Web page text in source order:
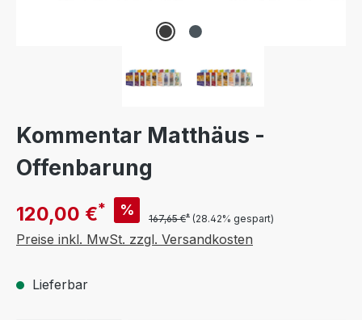
Kommentar Matthäus -
Offenbarung
120,00 €* %
167,65 €* (28.42% gespart)
Preise inkl. MwSt. zzgl. Versandkosten
Lieferbar